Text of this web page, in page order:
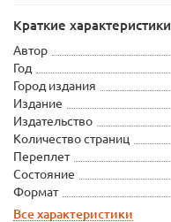
Краткие характеристики
Автор
Год
Город издания
Издание
Издательство
Количество страниц
Переплет
Состояние
Формат
Все характеристики